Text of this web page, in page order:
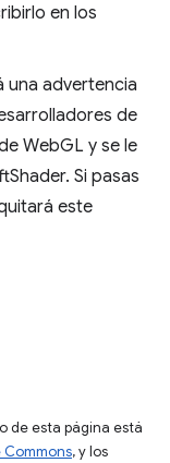
en los
una advertencia
de
WebGL y se le
Si pasas
este
de esta página está
, y los